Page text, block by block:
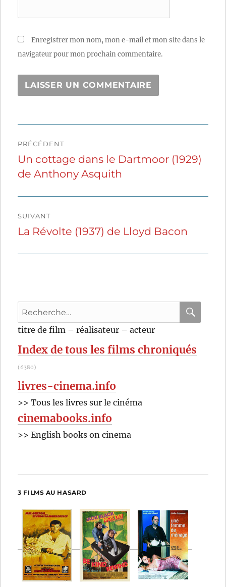
Enregistrer mon nom, mon e-mail et mon site dans le
navigateur pour mon prochain commentaire.
de
l’article
PRÉCÉDENT
Publication
précédente :
Un cottage dans le Dartmoor (1929)
de Anthony Asquith
SUIVANT
Publication
La Révolte (1937) de Lloyd Bacon
Recherche
pour
:
titre de film – réalisateur – acteur
Index de tous les films chroniqués
(6380)
livres-cinema.info
>> Tous les livres sur le cinéma
cinemabooks.info
>> English books on cinema
3 FILMS AU HASARD